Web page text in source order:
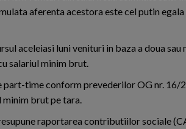
aferenta acestora este cel putin
aceleiasi luni venituri in baza a doua
salariul minim brut.
part-time conform prevederilor OG nr. 16/
brut pe tara.
raportarea contributiilor sociale